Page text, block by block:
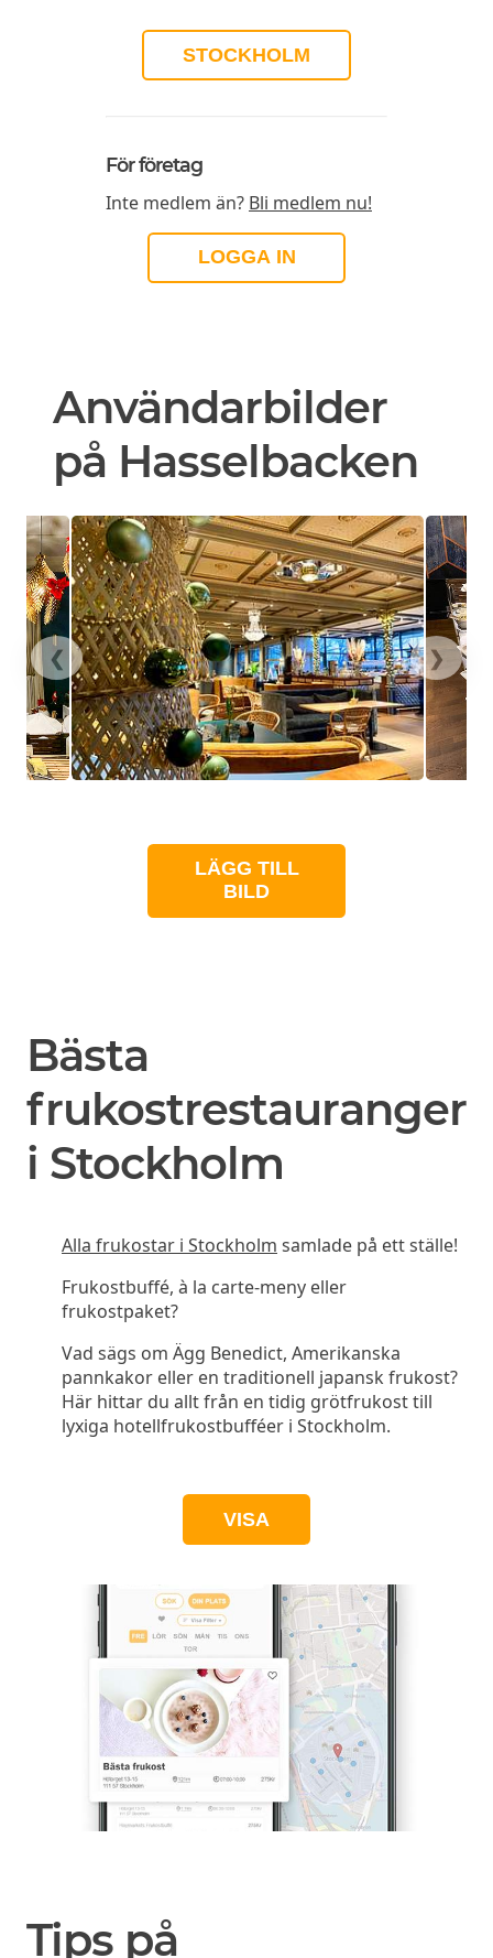
STOCKHOLM
För företag
Inte medlem än? Bli medlem nu!
LOGGA IN
Användarbilder
på Hasselbacken
❮ ❯
LÄGG TILL
BILD
Bästa
frukostrestauranger
i Stockholm
Alla frukostar i Stockholm samlade på ett ställe!
Frukostbuffé, à la carte-meny eller
frukostpaket?
Vad sägs om Ägg Benedict, Amerikanska
pannkakor eller en traditionell japansk frukost?
Här hittar du allt från en tidig grötfrukost till
lyxiga hotellfrukostbufféer i Stockholm.
VISA
Tips på